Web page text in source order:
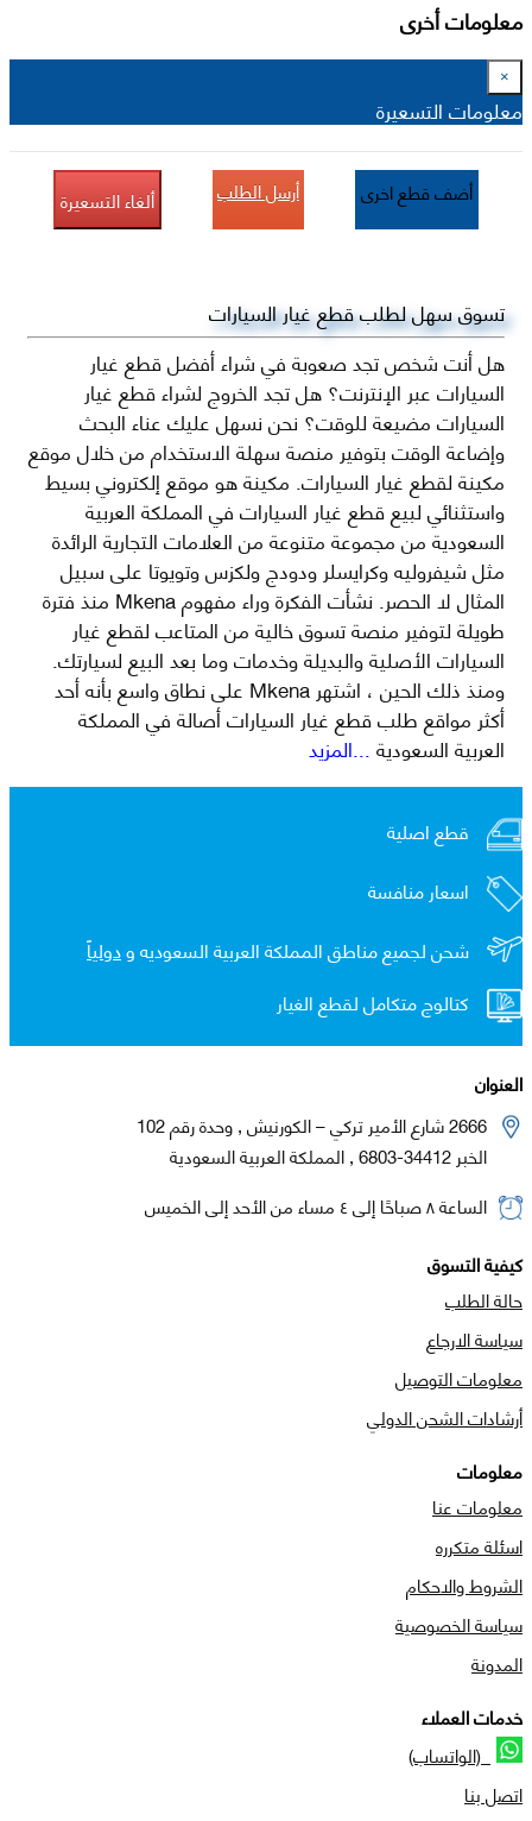
معلومات أخرى
×
معلومات التسعيرة
أضف قطع اخرى أرسل الطلب ألغاء التسعيرة
تسوق سهل لطلب قطع غيار السيارات
هل أنت شخص تجد صعوبة في شراء أفضل قطع غيار
السيارات عبر الإنترنت؟ هل تجد الخروج لشراء قطع غيار
السيارات مضيعة للوقت؟ نحن نسهل عليك عناء البحث
وإضاعة الوقت بتوفير منصة سهلة الاستخدام من خلال موقع
مكينة لقطع غيار السيارات. مكينة هو موقع إلكتروني بسيط
واستثنائي لبيع قطع غيار السيارات في المملكة العربية
السعودية من مجموعة متنوعة من العلامات التجارية الرائدة
مثل شيفروليه وكرايسلر ودودج ولكزس وتويوتا على سبيل
المثال لا الحصر. نشأت الفكرة وراء مفهوم Mkena منذ فترة
طويلة لتوفير منصة تسوق خالية من المتاعب لقطع غيار
السيارات الأصلية والبديلة وخدمات وما بعد البيع لسيارتك.
ومنذ ذلك الحين ، اشتهر Mkena على نطاق واسع بأنه أحد
أكثر مواقع طلب قطع غيار السيارات أصالة في المملكة
العربية السعودية...المزيد
قطع اصلية
اسعار منافسة
شحن لجميع مناطق المملكة العربية السعوديه ودولياً
كتالوج متكامل لقطع الغيار
العنوان
2666 شارع الأمير تركي – الكورنيش , وحدة رقم 102
الخبر 34412-6803 , المملكة العربية السعودية
الساعة ٨ صباحًا إلى ٤ مساء من الأحد إلى الخميس
كيفية التسوق
حالة الطلب
سياسة الارجاع
معلومات التوصيل
أرشادات الشحن الدولي
معلومات
معلومات عنا
اسئلة متكرره
الشروط والاحكام
سياسة الخصوصية
المدونة
خدمات العملاء
(الواتساب)
اتصل بنا